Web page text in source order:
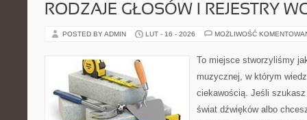
RODZAJE GŁOSÓW I REJESTRY
POSTED BY ADMIN LUT - 16 - 2026 MOŻLIWOŚĆ
To miejsce stworzyliśmy
muzycznej, w którym
ciekawością. Jeśli
świat dźwięków albo